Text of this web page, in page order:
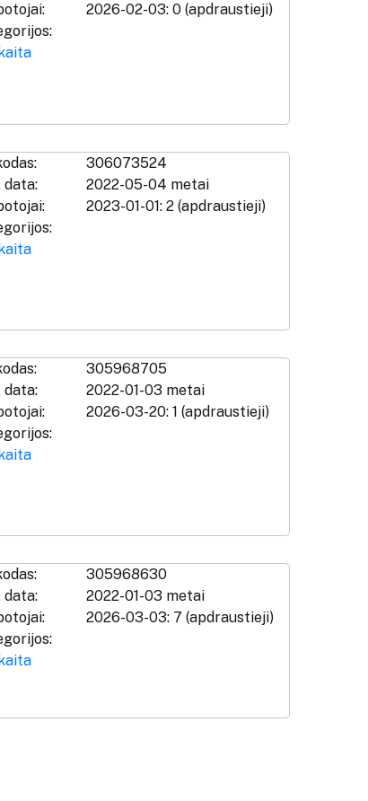
2026-02-03: 0 (apdraustieji)
306073524
data:
2022-05-04 metai
2023-01-01: 2 (apdraustieji)
305968705
data:
2022-01-03 metai
2026-03-20: 1 (apdraustieji)
305968630
data:
2022-01-03 metai
2026-03-03: 7 (apdraustieji)